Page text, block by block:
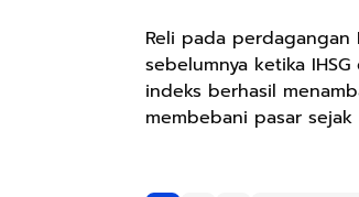
Reli pada
sebelumnya ketika
indeks berhasil
membebani pasar sejak